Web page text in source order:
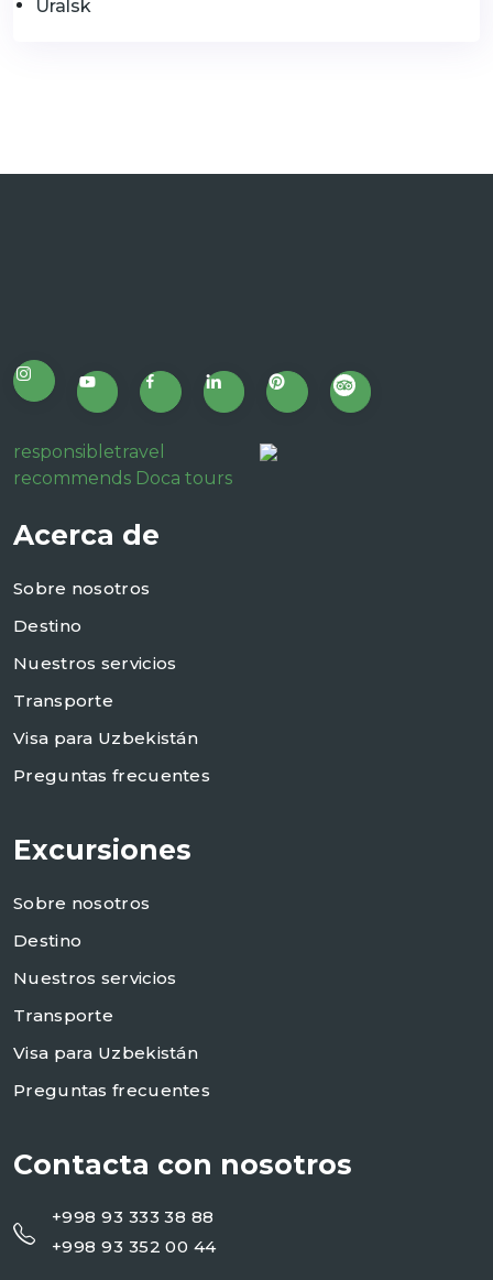
Uralsk
responsibletravel
recommends Doca tours
Acerca de
Sobre nosotros
Destino
Nuestros servicios
Transporte
Visa para Uzbekistán
Preguntas frecuentes
Excursiones
Sobre nosotros
Destino
Nuestros servicios
Transporte
Visa para Uzbekistán
Preguntas frecuentes
Contacta con nosotros
+998 93 333 38 88
+998 93 352 00 44